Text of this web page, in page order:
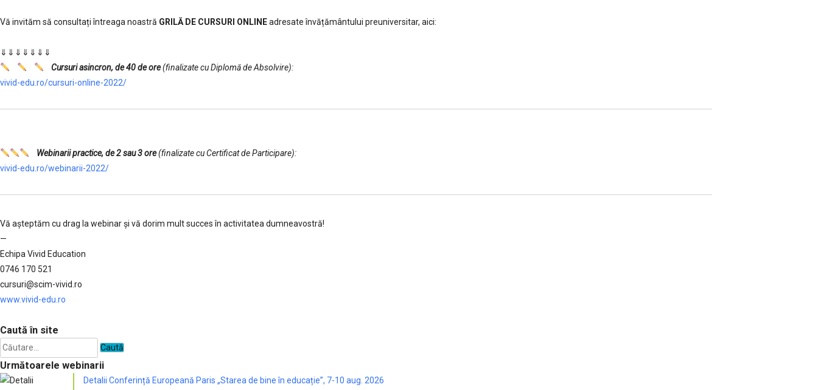
Vă invităm să consultați întreaga noastră GRILĂ DE CURSURI ONLINEadresate învățământului preuniversitar, aici:
⇓⇓⇓⇓⇓⇓⇓
Cursuri asincron, de 40 de ore(finalizate cu Diplomă de Absolvire):
vivid-edu.ro/cursuri-online-2022/
Webinarii practice, de 2 sau 3 ore(finalizate cu Certificat de Participare):
vivid-edu.ro/webinarii-2022/
Vă aşteptăm cu drag la webinar şi vă dorim mult succes în activitatea dumneavostră!
—
Echipa Vivid Education
0746 170 521
cursuri@scim-vivid.ro
www.vivid-edu.ro
Caută în site
Caută
după:
Următoarele webinarii
Detalii Conferință Europeană Paris „Starea de bine în educație”, 7-10 aug. 2026